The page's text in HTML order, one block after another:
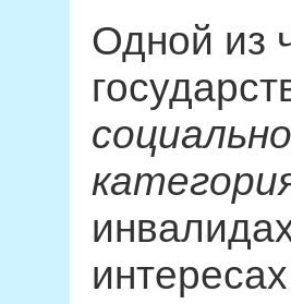
Одной из